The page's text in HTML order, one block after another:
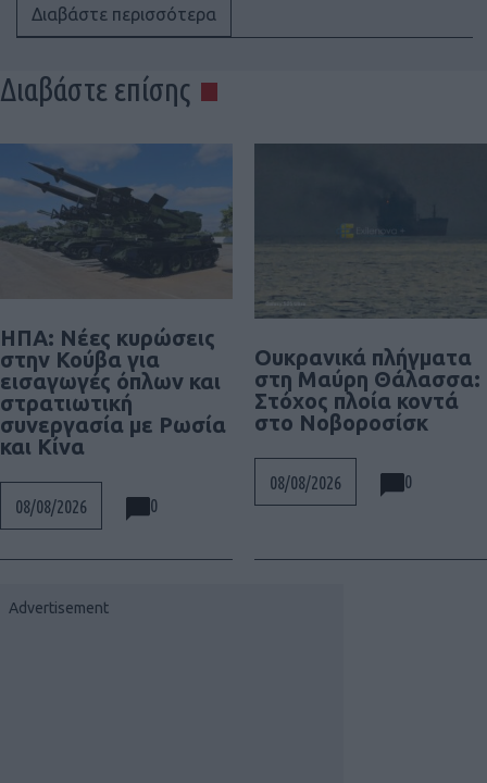
Διαβάστε περισσότερα
Διαβάστε επίσης
ΗΠΑ: Νέες κυρώσεις
στην Κούβα για
εισαγωγές όπλων και
στρατιωτική
συνεργασία με Ρωσία
και Κίνα
08/08/2026 0
Ουκρανικά πλήγματα
στη Μαύρη Θάλασσα:
Στόχος πλοία κοντά
στο Νοβοροσίσκ
08/08/2026 0